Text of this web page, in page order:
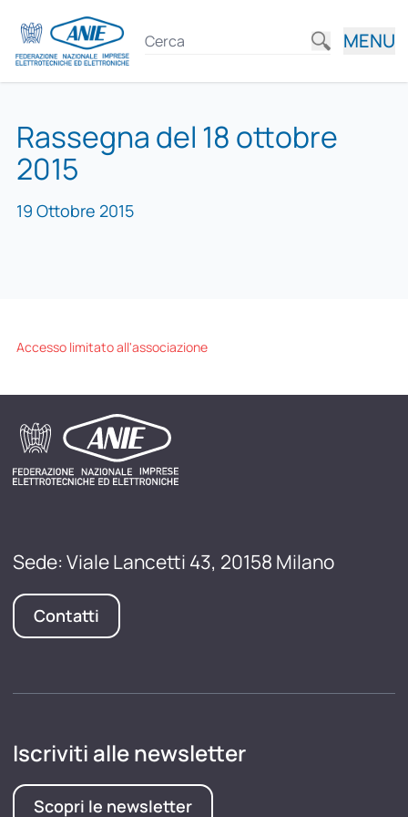
MENU
Rassegna del 18 ottobre
2015
19 Ottobre 2015
Accesso limitato all'associazione
Sede: Viale Lancetti 43, 20158 Milano
Contatti
Iscriviti alle newsletter
Scopri le newsletter